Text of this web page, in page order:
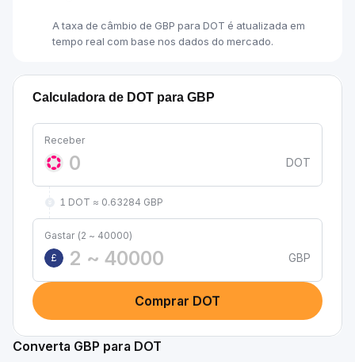
A taxa de câmbio de GBP para DOT é atualizada em
tempo real com base nos dados do mercado.
Calculadora de DOT para GBP
Receber
DOT
1 DOT ≈ 0.63284 GBP
Gastar (2 ~ 40000)
£
GBP
Comprar DOT
Converta GBP para DOT